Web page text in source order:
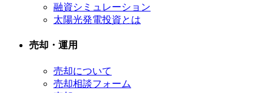
融資シミュレーション
太陽光発電投資とは
売却・運用
売却について
売却相談フォーム